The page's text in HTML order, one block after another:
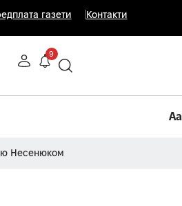
газети Контакти
9
Аа
Несенюком